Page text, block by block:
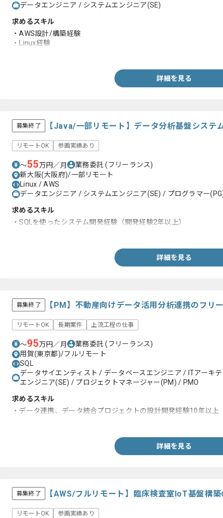
データエンジニア / システムエンジニア(SE)
求めるスキル
・AWS設計/構築経験
・Linux経験
詳細を見る
募集終了 【Java/一部リモート】データ分析基盤システ
リモートOK 参画実績あり
〜55万円／月 業務委託(フリーランス)
新大阪(大阪府)/一部リモート
Linux / AWS
データエンジニア / システムエンジニア(SE) / プログラマー
求めるスキル
・SQLを使ったシステム開発経験（開発経験2年以上）
詳細を見る
募集終了 【PM】不動産向けデータ活用分析連携のフリ
リモートOK 長期案件 上流工程の仕事
〜95万円／月 業務委託(フリーランス)
用賀(東京都)/フルリモート
SQL
データサイエンティスト / データベースエンジニア / ITアーキ
エンジニア(SE) / プロジェクトマネージャー(PM) / PMO
求めるスキル
・データ連携、データ統合プロジェクトの設計開発経験10年以上
詳細を見る
募集終了 【AWS/フルリモート】臨床検査室IoT基盤構
リモートOK 参画実績あり